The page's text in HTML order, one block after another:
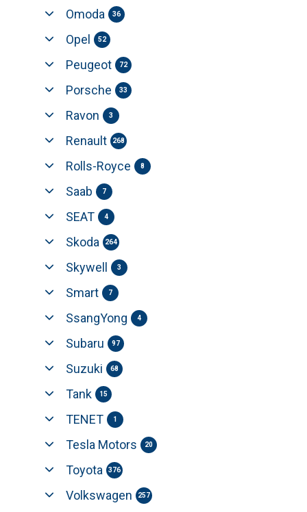
Omoda 36
Opel 52
Peugeot 72
Porsche 33
Ravon 3
Renault 268
Rolls-Royce 8
Saab 7
SEAT 4
Skoda 264
Skywell 3
Smart 7
SsangYong 4
Subaru 97
Suzuki 68
Tank 15
TENET 1
Tesla Motors 20
Toyota 376
Volkswagen 257